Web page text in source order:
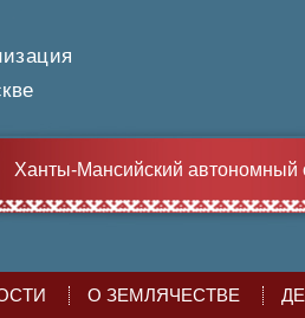
Ханты-Мансийский автономный
О ЗЕМЛЯЧЕСТВЕ